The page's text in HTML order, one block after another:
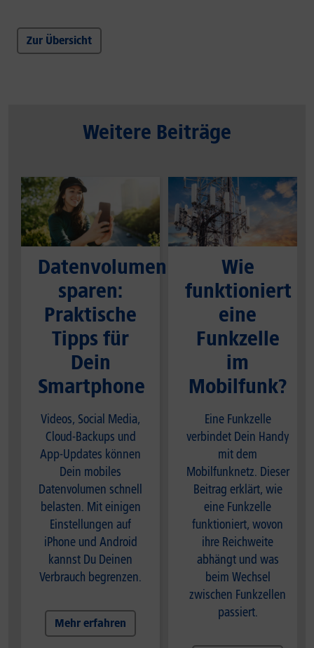
Zur Übersicht
Weitere Beiträge
Datenvolumen
sparen:
Praktische
Tipps für
Dein
Smartphone
Videos, Social Media,
Cloud-Backups und
App-Updates können
Dein mobiles
Datenvolumen schnell
belasten. Mit einigen
Einstellungen auf
iPhone und Android
kannst Du Deinen
Verbrauch begrenzen.
Mehr erfahren
Wie
funktioniert
eine
Funkzelle
im
Mobilfunk?
Eine Funkzelle
verbindet Dein Handy
mit dem
Mobilfunknetz. Dieser
Beitrag erklärt, wie
eine Funkzelle
funktioniert, wovon
ihre Reichweite
abhängt und was
beim Wechsel
zwischen Funkzellen
passiert.